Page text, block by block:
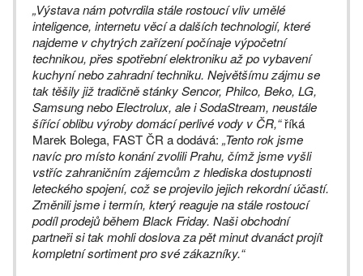
„Výstava nám potvrdila stále rostoucí vliv umělé
inteligence, internetu věcí a dalších technologií, které
najdeme v chytrých zařízení počínaje výpočetní
technikou, přes spotřební elektroniku až po vybavení
kuchyní nebo zahradní techniku. Největšímu zájmu se
tak těšily již tradičně stánky Sencor, Philco, Beko, LG,
Samsung nebo Electrolux, ale i SodaStream, neustále
šířící oblibu výroby domácí perlivé vody v ČR,“říká
Marek Bolega, FAST ČR a dodává: „Tento rok jsme
navíc pro místo konání zvolili Prahu, čímž jsme vyšli
vstříc zahraničním zájemcům z hlediska dostupnosti
leteckého spojení, což se projevilo jejich rekordní účastí.
Změnili jsme i termín, který reaguje na stále rostoucí
podíl prodejů během Black Friday. Naši obchodní
partneři si tak mohli doslova za pět minut dvanáct projít
kompletní sortiment pro své zákazníky.“